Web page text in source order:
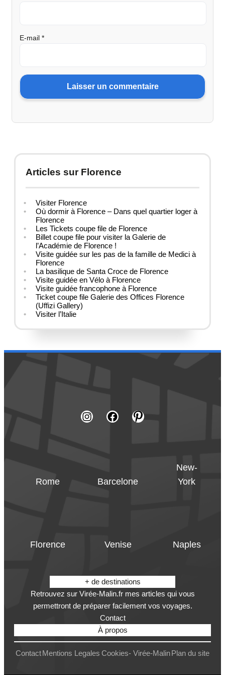
E-mail *
Articles sur Florence
Visiter Florence
Où dormir à Florence – Dans quel quartier loger à
Florence
Les Tickets coupe file de Florence
Billet coupe file pour visiter la Galerie de
l’Académie de Florence !
Visite guidée sur les pas de la famille de Medici à
Florence
La basilique de Santa Croce de Florence
Visite guidée en Vélo à Florence
Visite guidée francophone à Florence
Ticket coupe file Galerie des Offices Florence
(Uffizi Gallery)
Visiter l’Italie
Rome Barcelone
New-
York
Florence Venise Naples
+ de destinations
Retrouvez sur Virée-Malin.fr mes articles qui vous
permettront de préparer facilement vos voyages.
Contact
À propos
Contact Mentions Legales Cookies- Virée-MalinPlan du site